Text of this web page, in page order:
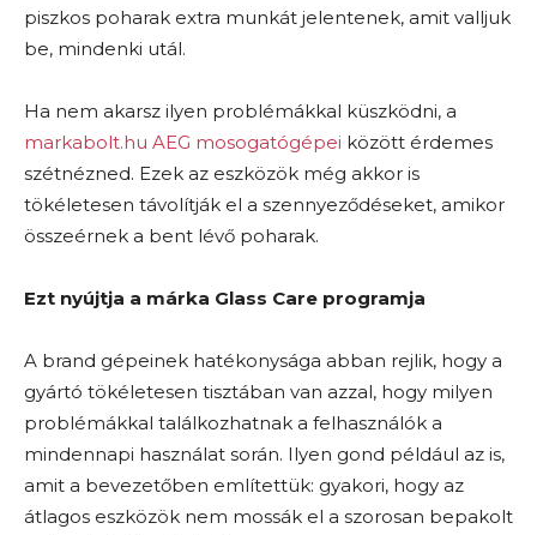
piszkos poharak extra munkát jelentenek, amit valljuk
be, mindenki utál.
Ha nem akarsz ilyen problémákkal küszködni, a
markabolt.hu AEG mosogatógépei között érdemes
szétnézned. Ezek az eszközök még akkor is
tökéletesen távolítják el a szennyeződéseket, amikor
összeérnek a bent lévő poharak.
Ezt nyújtja a márka Glass Care programja
A brand gépeinek hatékonysága abban rejlik, hogy a
gyártó tökéletesen tisztában van azzal, hogy milyen
problémákkal találkozhatnak a felhasználók a
mindennapi használat során. Ilyen gond például az is,
amit a bevezetőben említettük: gyakori, hogy az
átlagos eszközök nem mossák el a szorosan bepakolt